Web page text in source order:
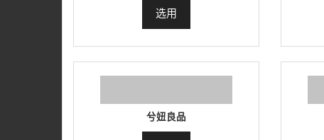
选用
兮妞良品